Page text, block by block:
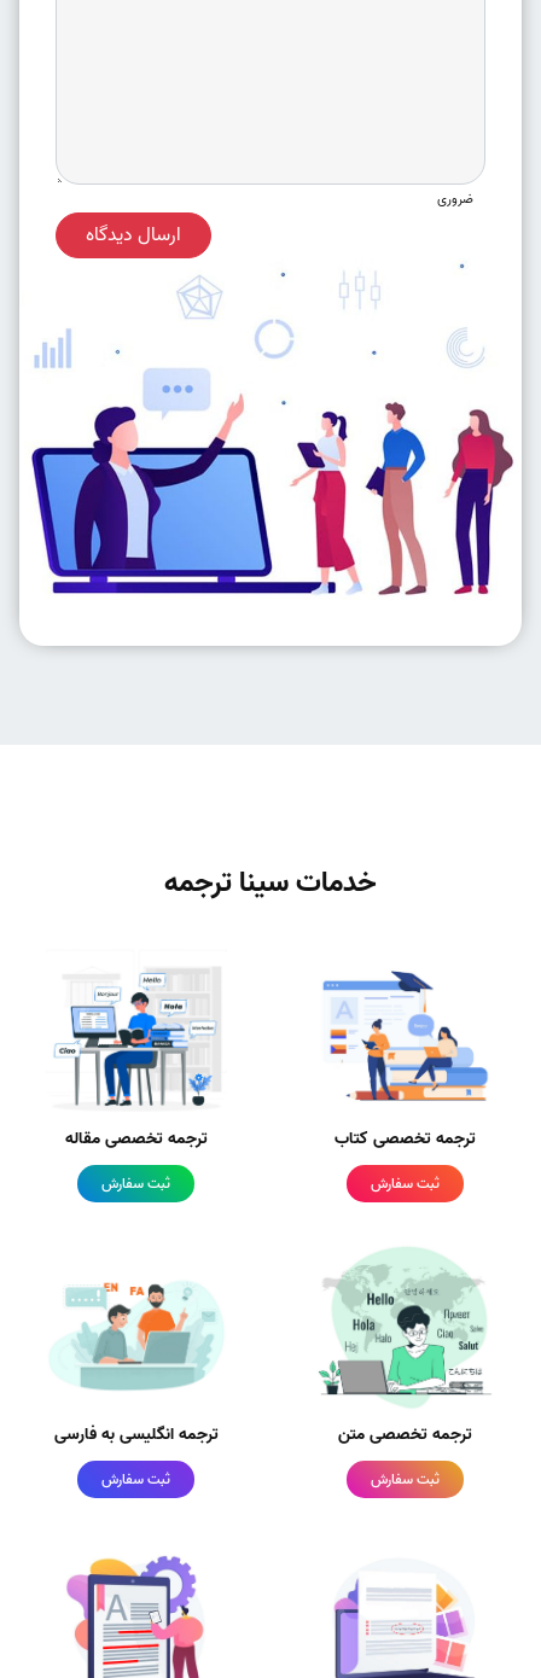
ضروری
ارسال دیدگاه
خدمات سینا ترجمه
ترجمه تخصصی کتاب
ثبت سفارش
ترجمه تخصصی مقاله
ثبت سفارش
ترجمه تخصصی متن
ثبت سفارش
ترجمه انگلیسی به فارسی
ثبت سفارش